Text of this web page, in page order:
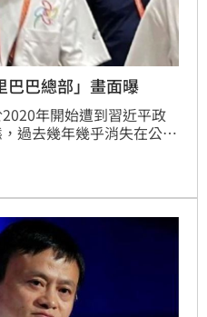
巴巴總部」畫面曝
年開始遭到習近平政
過去幾年幾乎消失在公眾
席現身引發熱議。近日中
示「沒聽說」，不過9日
小屋」，現場畫面也曝